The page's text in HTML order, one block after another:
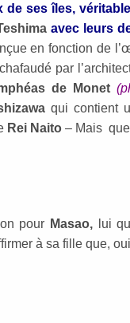
de ses îles,
avec leurs
en fonction de
par
de Monet
qui contient
Rei Naito – Mais
pour Masao, lui
à sa fille que,